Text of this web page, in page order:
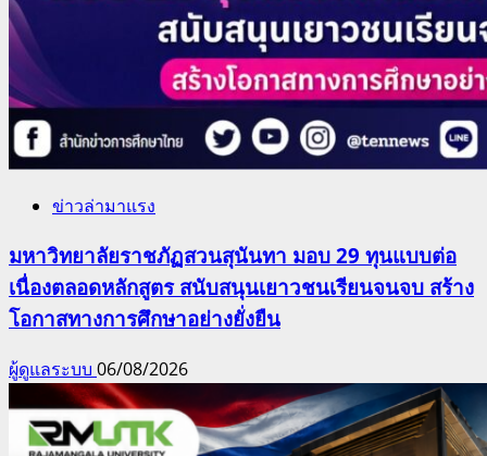
ข่าวล่ามาแรง
มหาวิทยาลัยราชภัฏสวนสุนันทา มอบ 29 ทุนแบบต่อ
เนื่องตลอดหลักสูตร สนับสนุนเยาวชนเรียนจนจบ สร้าง
โอกาสทางการศึกษาอย่างยั่งยืน
ผู้ดูแลระบบ 06/08/2026